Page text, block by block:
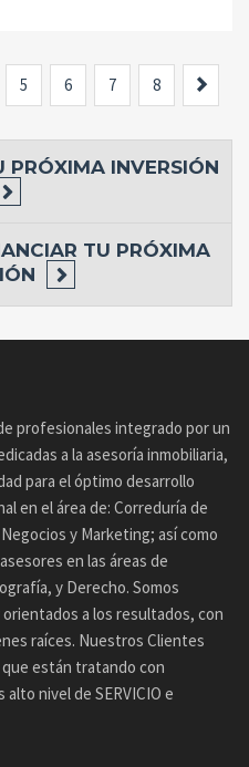
5 6 7 8
PRÓXIMA INVERSIÓN
TU PRÓXIMA
profesionales integrado por un
a la asesoría inmobiliaria,
para el óptimo desarrollo
en el área de: Correduría de
y Marketing; así como
en las áreas de
y Derecho. Somos
a los resultados, con
raíces. Nuestros Clientes
están tratando con
nivel de SERVICIO e